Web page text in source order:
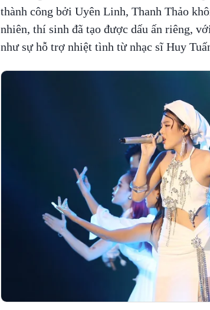
thành công bởi Uyên Linh, Thanh Thảo
nhiên, thí sinh đã tạo được dấu ấn riêng,
như sự hỗ trợ nhiệt tình từ nhạc sĩ Huy